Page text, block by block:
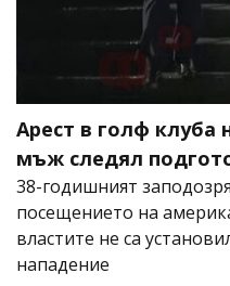
Арест в голф
мъж следял
38-годишният
посещението на
властите не са
нападение